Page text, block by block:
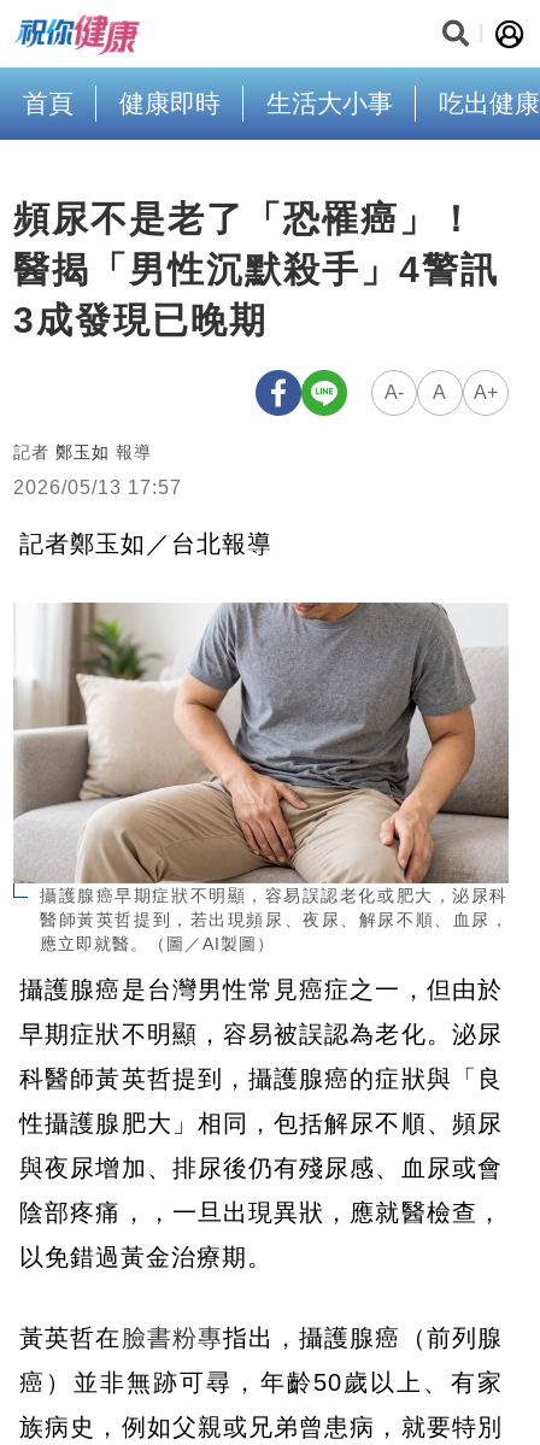
首頁 健康即時 生活大小事 吃出健康
頻尿不是老了「恐罹癌」！
醫揭「男性沉默殺手」4警訊
3成發現已晚期
A- A A+
記者 鄭玉如 報導
2026/05/13 17:57
記者鄭玉如／台北報導
攝護腺癌早期症狀不明顯，容易誤認老化或肥大，泌尿科
醫師黃英哲提到，若出現頻尿、夜尿、解尿不順、血尿，
應立即就醫。（圖／AI製圖）
攝護腺癌是台灣男性常見癌症之一，但由於
早期症狀不明顯，容易被誤認為老化。泌尿
科醫師黃英哲提到，攝護腺癌的症狀與「良
性攝護腺肥大」相同，包括解尿不順、頻尿
與夜尿增加、排尿後仍有殘尿感、血尿或會
陰部疼痛，，一旦出現異狀，應就醫檢查，
以免錯過黃金治療期。
黃英哲在 臉書粉專指出，攝護腺癌（前列腺
癌）並非無跡可尋，年齡50歲以上、有家
族病史，例如父親或兄弟曾患病，就要特別